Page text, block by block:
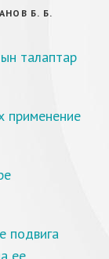
Б. Б.
талаптар
применение
подвига